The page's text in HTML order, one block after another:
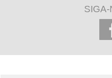
SIGA-